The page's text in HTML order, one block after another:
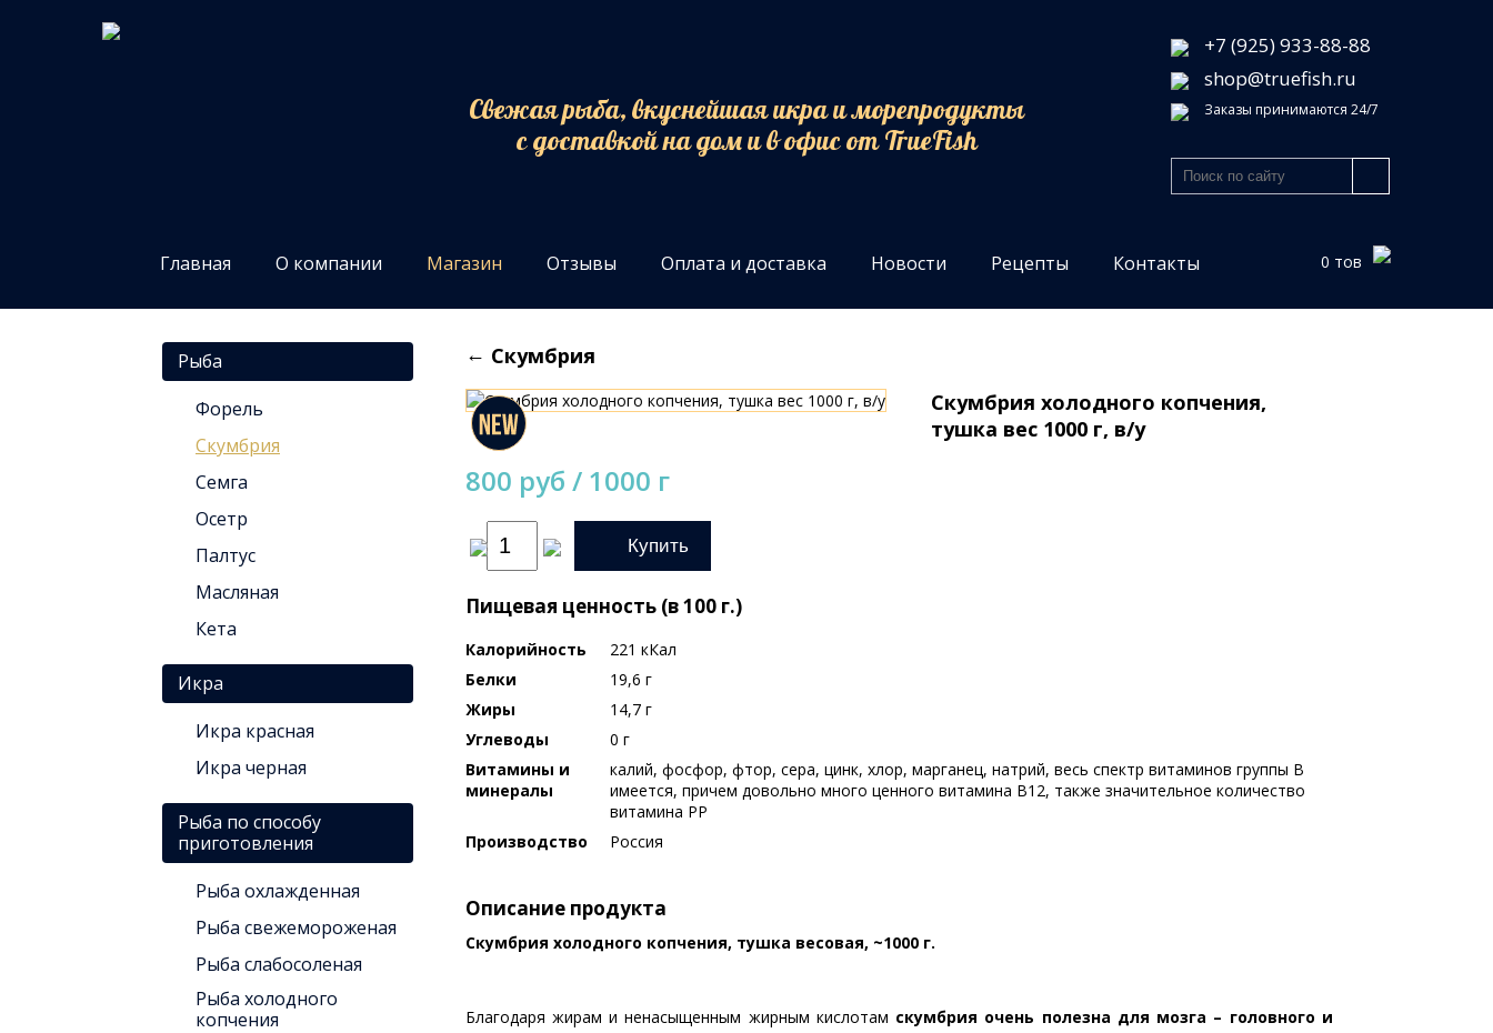
Свежая рыба, вкуснейшая икра и морепродукты
с доставкой на дом и в офис от TrueFish
+7 (925) 933-88-88
shop@truefish.ru
Заказы принимаются 24/7
Главная О компании Магазин Отзывы Оплата и доставка Новости Рецепты Контакты
Рыба
Форель
Скумбрия
Семга
Осетр
Палтус
Масляная
Кета
Икра
Икра красная
Икра черная
Рыба по способу
приготовления
Рыба охлажденная
Рыба свежемороженая
Рыба слабосоленая
Рыба холодного
копчения
← Скумбрия
Скумбрия холодного копчения,
тушка вес 1000 г, в/у
800 руб / 1000 г
Купить
Пищевая ценность (в 100 г.)
Калорийность
221 кКал
Белки
19,6 г
Жиры
14,7 г
Углеводы
0 г
Витамины и
минералы
калий, фосфор, фтор, сера, цинк, хлор, марганец, натрий, весь спектр витаминов группы В
имеется, причем довольно много ценного витамина В12, также значительное количество
витамина РР
Производство
Россия
Описание продукта
Скумбрия холодного копчения, тушка весовая, ~1000 г.
Благодаря жирам и ненасыщенным жирным кислотам скумбрия очень полезна для мозга – головного и